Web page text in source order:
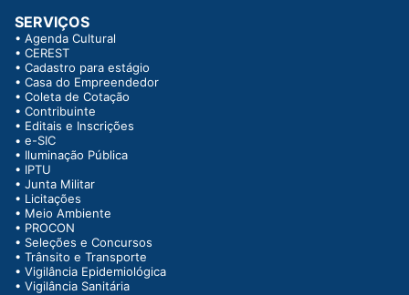
SERVIÇOS
• Agenda Cultural
• CEREST
• Cadastro para estágio
• Casa do Empreendedor
• Coleta de Cotação
• Contribuinte
• Editais e Inscrições
• e-SIC
• Iluminação Pública
• IPTU
• Junta Militar
• Licitações
• Meio Ambiente
• PROCON
• Seleções e Concursos
• Trânsito e Transporte
• Vigilância Epidemiológica
• Vigilância Sanitária